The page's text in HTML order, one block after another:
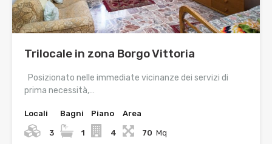
Trilocale in zona Borgo Vittoria
Posizionato nelle immediate vicinanze dei servizi di
prima necessità,…
Locali
3
Bagni
1
Piano
4
Area
70 Mq